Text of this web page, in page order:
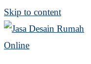
Skip to content